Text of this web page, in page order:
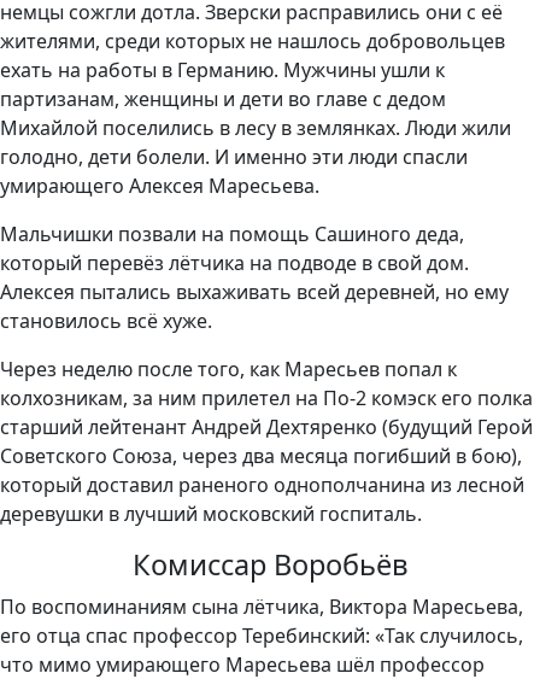
немцы сожгли дотла. Зверски расправились они с её
жителями, среди которых не нашлось добровольцев
ехать на работы в Германию. Мужчины ушли к
партизанам, женщины и дети во главе с дедом
Михайлой поселились в лесу в землянках. Люди жили
голодно, дети болели. И именно эти люди спасли
умирающего Алексея Маресьева.
Мальчишки позвали на помощь Сашиного деда,
который перевёз лётчика на подводе в свой дом.
Алексея пытались выхаживать всей деревней, но ему
становилось всё хуже.
Через неделю после того, как Маресьев попал к
колхозникам, за ним прилетел на По-2 комэск его полка
старший лейтенант Андрей Дехтяренко (будущий Герой
Советского Союза, через два месяца погибший в бою),
который доставил раненого однополчанина из лесной
деревушки в лучший московский госпиталь.
Комиссар Воробьёв
По воспоминаниям сына лётчика, Виктора Маресьева,
его отца спас профессор Теребинский: «Так случилось,
что мимо умирающего Маресьева шёл профессор